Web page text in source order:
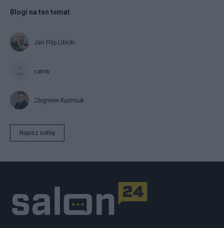
Blogi na ten temat
Jan Filip Libicki
catrw
Zbigniew Kuźmiuk
Napisz notkę